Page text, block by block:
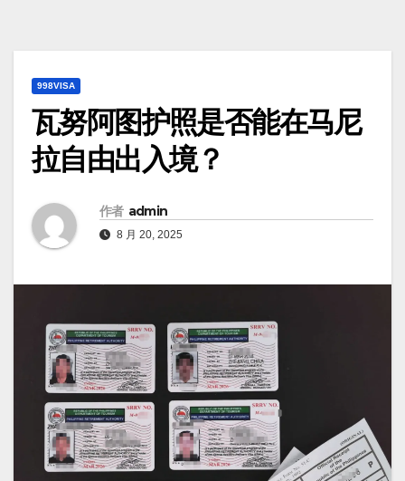
998VISA
瓦努阿图护照是否能在马尼
拉自由出入境？
作者 admin
8 月 20, 2025